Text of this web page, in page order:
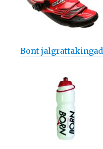
Bont jalgrattakingad